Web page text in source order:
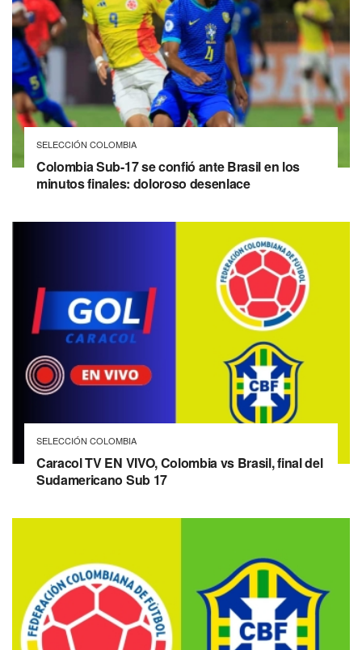
SELECCIÓN COLOMBIA
Colombia Sub-17 se confió ante Brasil en los
minutos finales: doloroso desenlace
SELECCIÓN COLOMBIA
Caracol TV EN VIVO, Colombia vs Brasil, final del
Sudamericano Sub 17